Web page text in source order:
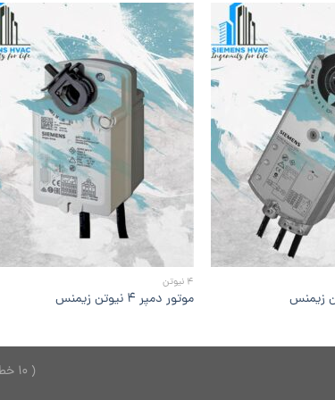
به
ها
4 نیوتن
موتور دمپر ۴ نیوتن زیمنس
( 10 خط ) 26749150 - 021 ---------------- 2624701 - 0921